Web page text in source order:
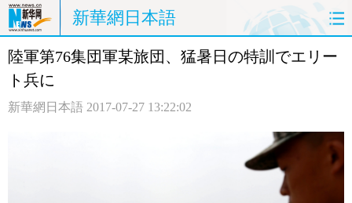
新華網日本語
ホームページ 政治 経済
写真
陸軍第76集団軍某旅団、猛暑日の特訓でエリー
ト兵に
新華網日本語 2017-07-27 13:22:02